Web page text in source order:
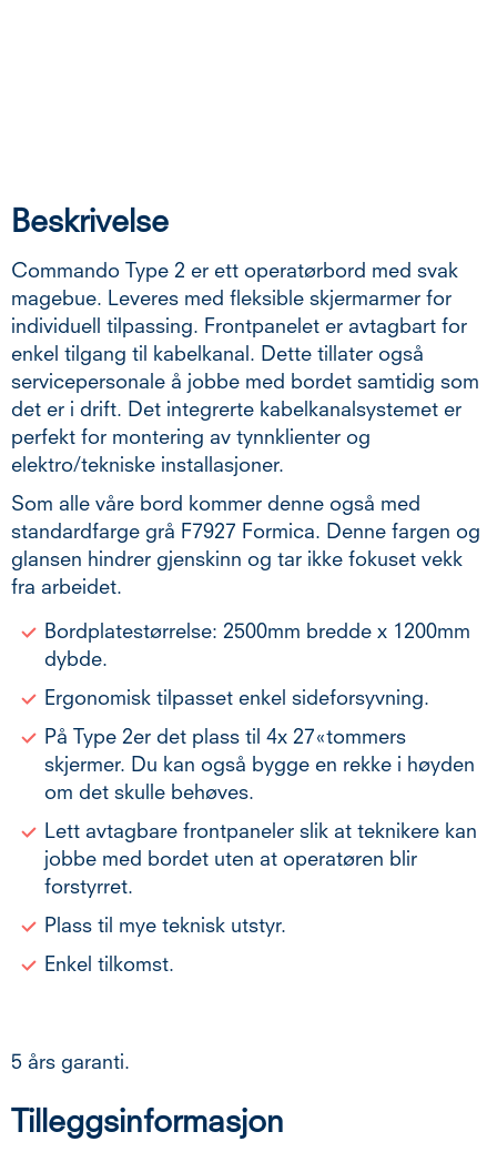
Beskrivelse
Commando Type 2 er ett operatørbord med svak
magebue. Leveres med fleksible skjermarmer for
individuell tilpassing. Frontpanelet er avtagbart for
enkel tilgang til kabelkanal. Dette tillater også
servicepersonale å jobbe med bordet samtidig som
det er i drift. Det integrerte kabelkanalsystemet er
perfekt for montering av tynnklienter og
elektro/tekniske installasjoner.
Som alle våre bord kommer denne også med
standardfarge grå F7927 Formica. Denne fargen og
glansen hindrer gjenskinn og tar ikke fokuset vekk
fra arbeidet.
Bordplatestørrelse: 2500mm bredde x 1200mm
dybde.
Ergonomisk tilpasset enkel sideforsyvning.
På Type 2er det plass til 4x 27«tommers
skjermer. Du kan også bygge en rekke i høyden
om det skulle behøves.
Lett avtagbare frontpaneler slik at teknikere kan
jobbe med bordet uten at operatøren blir
forstyrret.
Plass til mye teknisk utstyr.
Enkel tilkomst.
5 års garanti.
Tilleggsinformasjon